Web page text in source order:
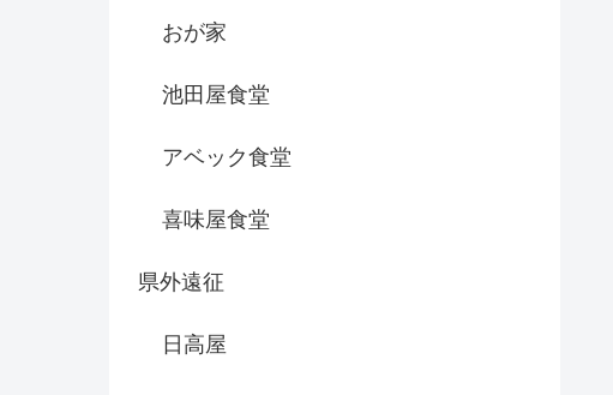
おが家
池田屋食堂
アベック食堂
喜味屋食堂
県外遠征
日高屋